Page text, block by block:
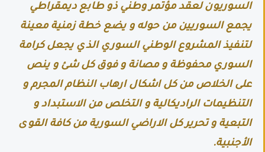
السوريون لعقد مؤتمر وطني ذو طابع ديمقراطي
يجمع السوريين من حوله و يضع خطة زمنية معينة
لتنفيذ المشروع الوطني السوري الذي يجعل كرامة
السوري محفوظة و مصانة و فوق كل شئ و ينص
على الخلاص من كل اشكال ارهاب النظام المجرم و
التنظيمات الراديكالية و التخلص من الاستبداد و
التبعية و تحرير كل الاراضي السورية من كافة القوى
الأجنبية.